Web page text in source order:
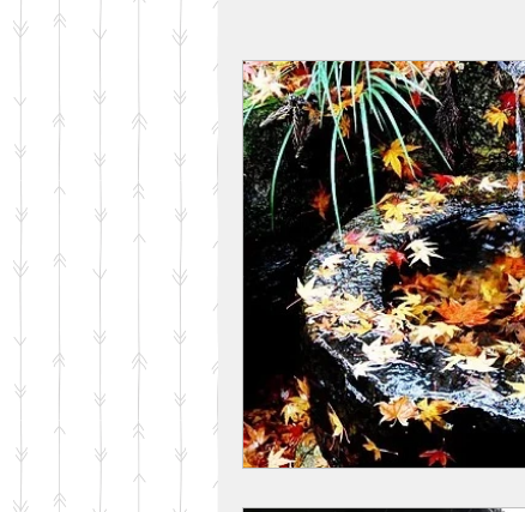
Budaya ロケフォト口コミ
Blog ロケフォト口コミ